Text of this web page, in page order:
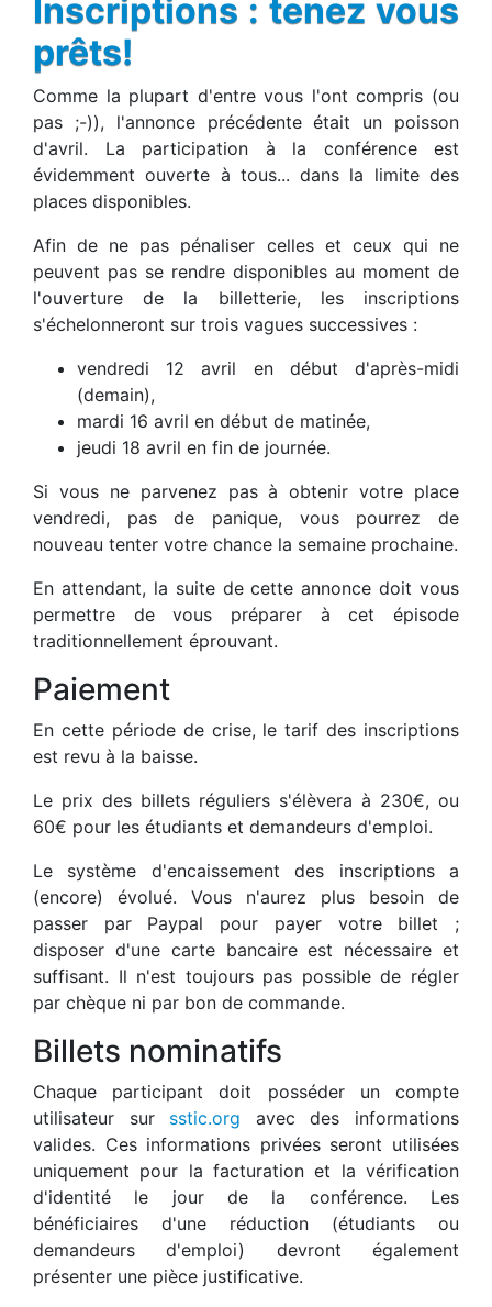
Inscriptions : tenez vous
prêts!
Comme la plupart d'entre vous l'ont compris (ou
pas ;-)), l'annonce précédente était un poisson
d'avril. La participation à la conférence est
évidemment ouverte à tous... dans la limite des
places disponibles.
Afin de ne pas pénaliser celles et ceux qui ne
peuvent pas se rendre disponibles au moment de
l'ouverture de la billetterie, les inscriptions
s'échelonneront sur trois vagues successives :
vendredi 12 avril en début d'après-midi
(demain),
mardi 16 avril en début de matinée,
jeudi 18 avril en fin de journée.
Si vous ne parvenez pas à obtenir votre place
vendredi, pas de panique, vous pourrez de
nouveau tenter votre chance la semaine prochaine.
En attendant, la suite de cette annonce doit vous
permettre de vous préparer à cet épisode
traditionnellement éprouvant.
Paiement
En cette période de crise, le tarif des inscriptions
est revu à la baisse.
Le prix des billets réguliers s'élèvera à 230€, ou
60€ pour les étudiants et demandeurs d'emploi.
Le système d'encaissement des inscriptions a
(encore) évolué. Vous n'aurez plus besoin de
passer par Paypal pour payer votre billet ;
disposer d'une carte bancaire est nécessaire et
suffisant. Il n'est toujours pas possible de régler
par chèque ni par bon de commande.
Billets nominatifs
Chaque participant doit posséder un compte
utilisateur sur sstic.org avec des informations
valides. Ces informations privées seront utilisées
uniquement pour la facturation et la vérification
d'identité le jour de la conférence. Les
bénéficiaires d'une réduction (étudiants ou
demandeurs d'emploi) devront également
présenter une pièce justificative.